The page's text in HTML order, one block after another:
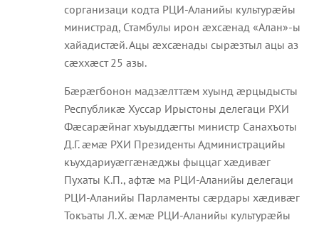
сорганизаци кодта РЦИ-Аланийы культурæйы
министрад, Стамбулы ирон æхсæнад «Алан»-ы
хайадистæй. Ацы æхсæнады сырæзтыл ацы аз
сæххæст 25 азы.
Бæрæгбонон мадзæлттæм хуынд æрцыдысты
Республикæ Хуссар Ирыстоны делегаци РХИ
Фæсарæйнаг хъуыддæгты министр Санахъоты
Д.Г. æмæ РХИ Президенты Администрацийы
къухдариуæггæнæджы фыццаг хæдивæг
Пухаты К.П., афтæ ма РЦИ-Аланийы делегаци
РЦИ-Аланийы Парламенты сæрдары хæдивæг
Токъаты Л.Х. æмæ РЦИ-Аланийы культурæйы